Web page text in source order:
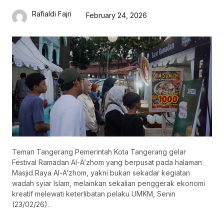
Rafialdi Fajri February 24, 2026
Teman Tangerang Pemerintah Kota Tangerang gelar
Festival Ramadan Al-A’zhom yang berpusat pada halaman
Masjid Raya Al-A’zhom, yakni bukan sekadar kegiatan
wadah syiar Islam, melainkan sekalian penggerak ekonomi
kreatif melewati keterlibatan pelaku UMKM, Senin
(23/02/26).